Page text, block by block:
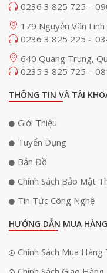
0236 3 825 725 -
179 Nguyễn Văn
0236 3 825 225 -
640 Quang Trung,
0235 3 825 725 -
THÔNG TIN VÀ TÀI
Giới Thiệu
Tuyển Dụng
Bản Đồ
Chính Sách Bảo Mật
Tin Tức Công Nghệ
HƯỚNG DẪN MUA HÀNG
Chính Sách Mua Hàng